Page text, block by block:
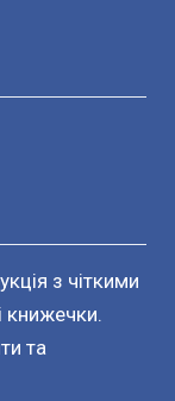
з чіткими
книжечки.
та